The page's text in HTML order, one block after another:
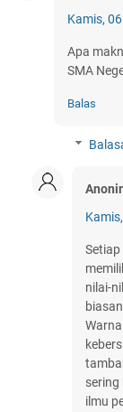
Kamis,
Apa
SMA
Balas
Setiap
nilai-
sering
ilmu